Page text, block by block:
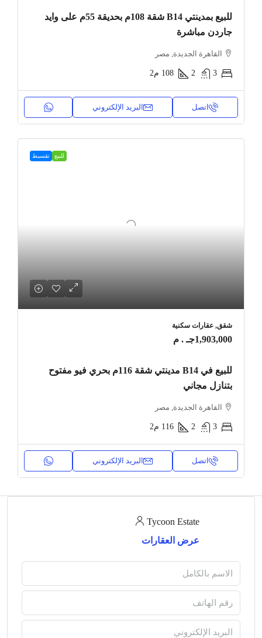
للبيع بمدينتي B14 شقة 108م بحديقة 55م على وايد
جاردن مباشرة
القاهرة الجديدة, مصر
3
2
108 م2
اتصل البريد الإلكتروني
للبيع تقسيط
شقق, عقارات سكنية
1,903,000جـ . م
للبيع في B14 مدينتي شقة 116م بحري فيو مفتوح
بتنازل مجاني
القاهرة الجديدة, مصر
3
2
116 م2
اتصل البريد الإلكتروني
Tycoon Estate
عرض العقارات